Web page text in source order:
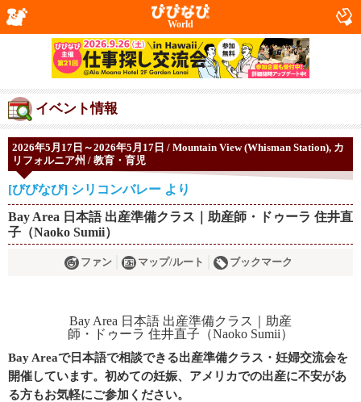
World
イベント情報
2026年5月17日～2026年5月17日 / Mountain View (Whisman Station), カ
リフォルニア州 / 教育・育児
[びびなび] シリコンバレー より
Bay Area 日本語 出産準備クラス｜助産師・ドゥーラ 住井直
子（Naoko Sumii）
ファン マップ/ルート ブックマーク
Bay Areaで日本語で相談できる出産準備クラス・妊婦交流会を
開催しています。初めての妊娠、アメリカでの出産に不安があ
る方もお気軽にご参加ください。